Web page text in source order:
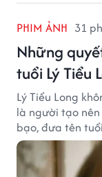
PHIM ẢNH 31
Những
tuổi Lý Tiểu
Lý Tiểu Long
là người tạo
bạo, đưa tên